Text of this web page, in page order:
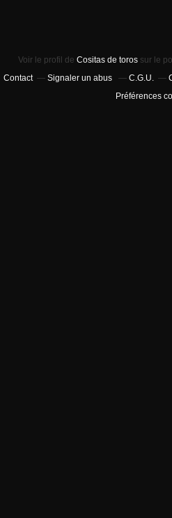
Voir le profil de Cositas de toros sur le
Contact
Signaler un abus C.G.U.
Préférences